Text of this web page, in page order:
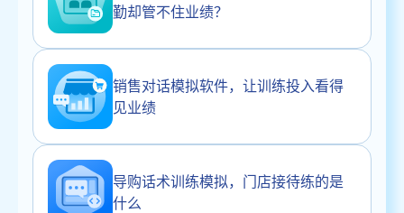
勤却管不住业绩？
销售对话模拟软件，让训练投入看得
见业绩
导购话术训练模拟，门店接待练的是
什么